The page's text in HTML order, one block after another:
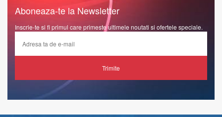
Aboneaza-te la Newsletter
Inscrie-te si fi primul care primeste ultimele noutati si ofertele speciale.
Trimite